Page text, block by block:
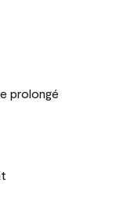
prolongé